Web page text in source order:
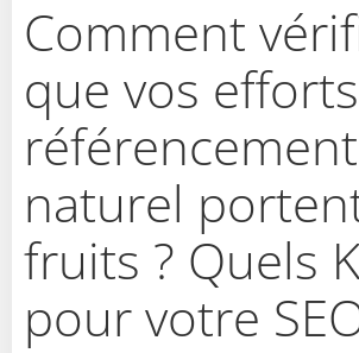
Comment
que vos
référencement
naturel
fruits ? Quels
pour votre